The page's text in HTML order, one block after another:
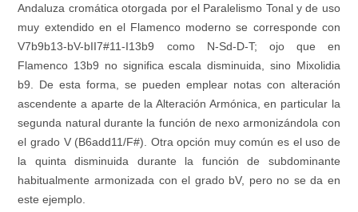
Andaluza cromática otorgada por el Paralelismo Tonal y de uso
muy extendido en el Flamenco moderno se corresponde con
V7b9b13-bV-bII7#11-I13b9 como N-Sd-D-T; ojo que en
Flamenco 13b9 no significa escala disminuida, sino Mixolidia
b9. De esta forma, se pueden emplear notas con alteración
ascendente a aparte de la Alteración Armónica, en particular la
segunda natural durante la función de nexo armonizándola con
el grado V (B6add11/F#). Otra opción muy común es el uso de
la quinta disminuida durante la función de subdominante
habitualmente armonizada con el grado bV, pero no se da en
este ejemplo.